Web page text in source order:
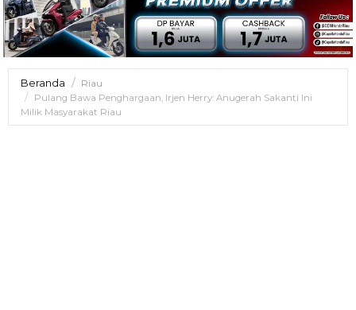
Beranda
Riau
Pulang Bawa Penghargaan, Irjen Herry: Anugerah Sakanti Ini
Milik Masyarakat Riau